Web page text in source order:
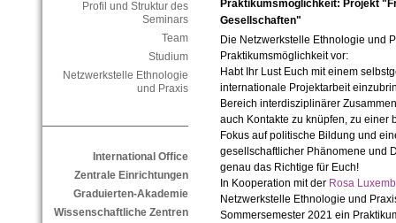
Profil und Struktur des
Seminars
Team
Studium
Netzwerkstelle Ethnologie
und Praxis
International Office
Zentrale Einrichtungen
Graduierten-Akademie
Wissenschaftliche Zentren
Praktikumsmöglichkeit: Projekt
Gesellschaften"
Die Netzwerkstelle Ethnologie und
Praktikumsmöglichkeit vor:
Habt Ihr Lust Euch mit einem
internationale Projektarbeit
Bereich interdisziplinärer
auch Kontakte zu knüpfen, zu einer
Fokus auf politische Bildung und
gesellschaftlicher Phänomene und
genau das Richtige für Euch!
In Kooperation mit der Rosa
Netzwerkstelle Ethnologie und
Sommersemester 2021 ein